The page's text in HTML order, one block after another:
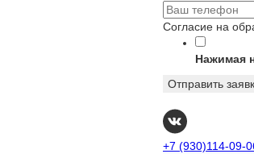
Согласие на
Нажимая
Отправить
+7 (930)114-09-